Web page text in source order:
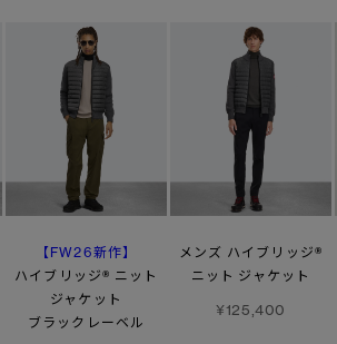
【FW26新作】
ハイブリッジ® ニット
ジャケット
ブラックレーベル
メンズ ハイブリッジ®
ニット ジャケット
¥125,400